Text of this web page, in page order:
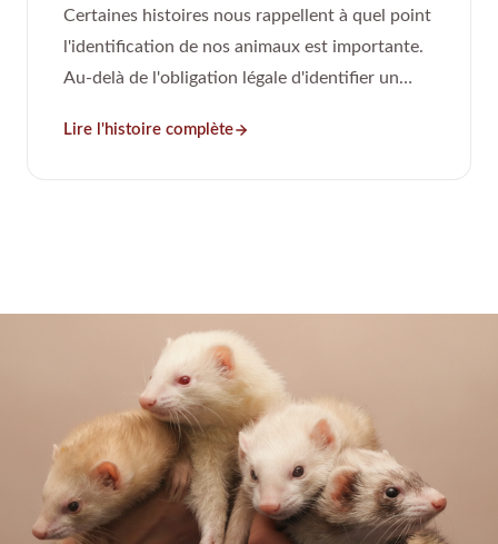
Certaines histoires nous rappellent à quel point
l'identification de nos animaux est importante.
Au-delà de l'obligation légale d'identifier un
miracles.
Lire l'histoire complète